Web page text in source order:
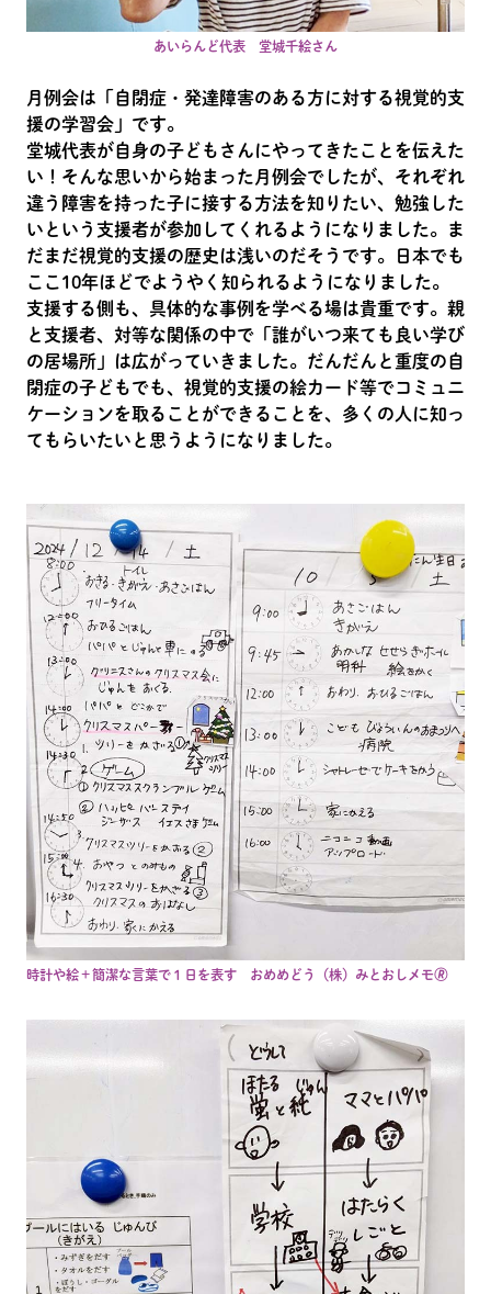
あいらんど代表 堂城千絵さん
月例会は「自閉症・発達障害のある方に対する視覚的支
援の学習会」です。
堂城代表が自身の子どもさんにやってきたことを伝えた
い！そんな思いから始まった月例会でしたが、それぞれ
違う障害を持った子に接する方法を知りたい、勉強した
いという支援者が参加してくれるようになりました。ま
だまだ視覚的支援の歴史は浅いのだそうです。日本でも
ここ10年ほどでようやく知られるようになりました。
支援する側も、具体的な事例を学べる場は貴重です。親
と支援者、対等な関係の中で「誰がいつ来ても良い学び
の居場所」は広がっていきました。だんだんと重度の自
閉症の子どもでも、視覚的支援の絵カード等でコミュニ
ケーションを取ることができることを、多くの人に知っ
てもらいたいと思うようになりました。
時計や絵＋簡潔な言葉で１日を表す おめめどう（株）みとおしメモ🄬